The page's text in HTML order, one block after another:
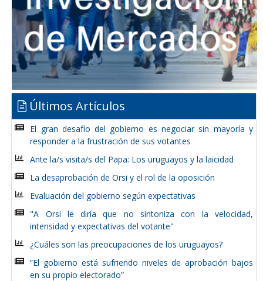
Últimos Artículos
El gran desafío del gobierno es negociar sin mayoría y
responder a la frustración de sus votantes
Ante la/s visita/s del Papa: Los uruguayos y la laicidad
La desaprobación de Orsi y el rol de la oposición
Evaluación del gobierno según expectativas
"A Orsi le diría que no sintoniza con la velocidad,
intensidad y expectativas del votante"
¿Cuáles son las preocupaciones de los uruguayos?
“El gobierno está sufriendo niveles de aprobación bajos
en su propio electorado”